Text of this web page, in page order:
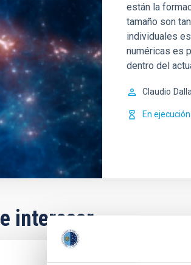
están la
tamaño son
individuales
numéricas es
dentro del
Claudio
En ejecución
interesar